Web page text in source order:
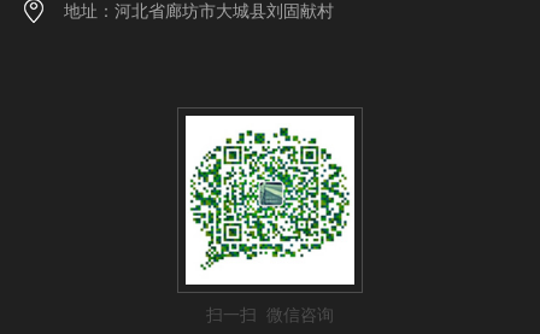
地址：河北省廊坊市大城县刘固献村
扫一扫 微信咨询